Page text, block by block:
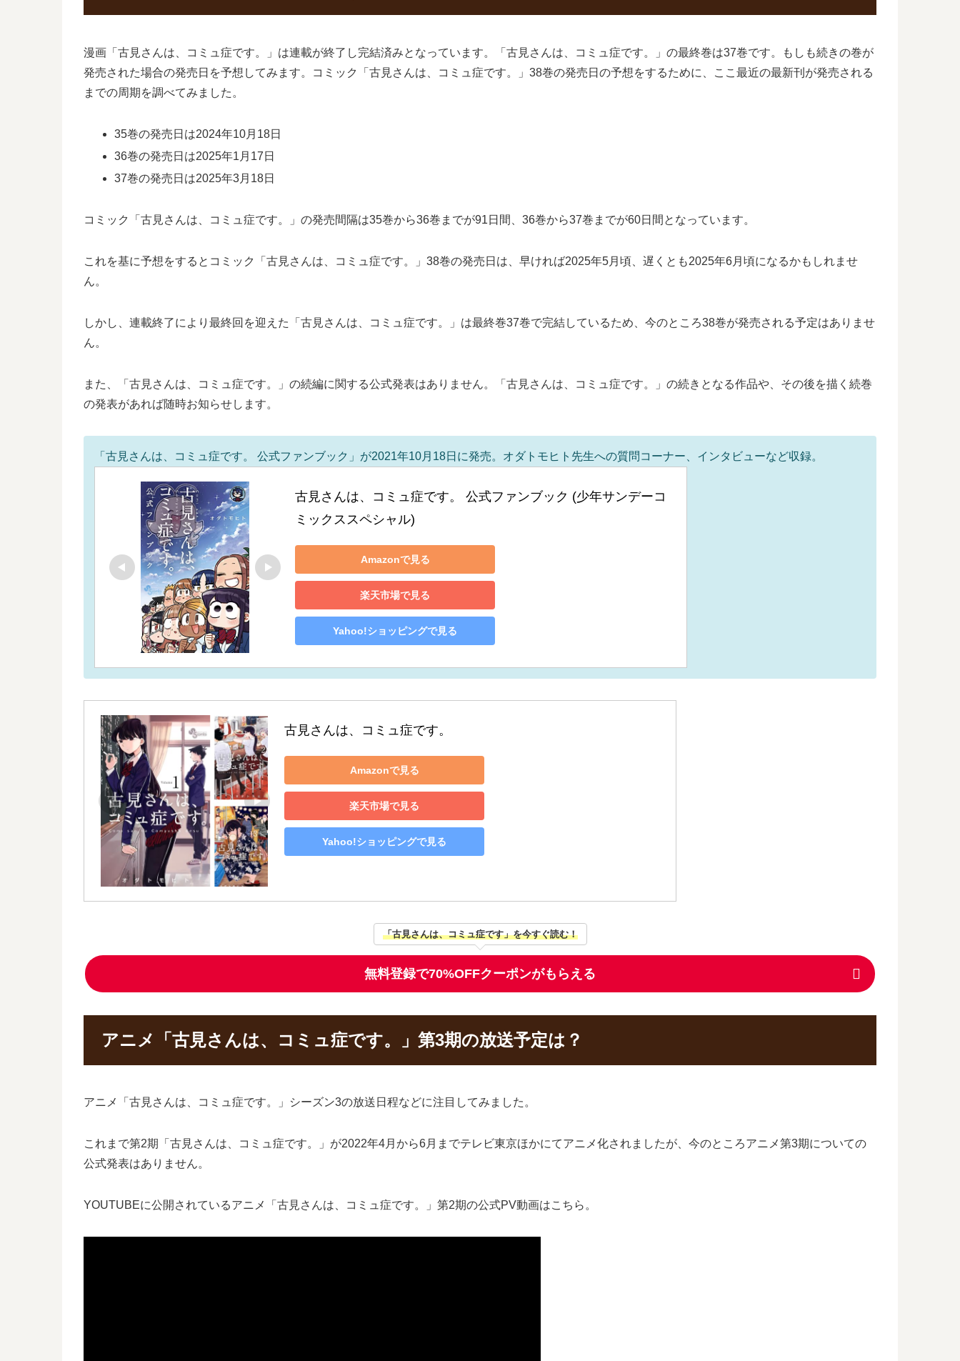
漫画「古見さんは、コミュ症です。」は連載が終了し完結済みとなっています。「古見さんは、コミュ症です。」の最終巻は37巻です。もしも続きの巻が
発売された場合の発売日を予想してみます。コミック「古見さんは、コミュ症です。」38巻の発売日の予想をするために、ここ最近の最新刊が発売される
までの周期を調べてみました。
35巻の発売日は2024年10月18日
36巻の発売日は2025年1月17日
37巻の発売日は2025年3月18日
コミック「古見さんは、コミュ症です。」の発売間隔は35巻から36巻までが91日間、36巻から37巻までが60日間となっています。
これを基に予想をするとコミック「古見さんは、コミュ症です。」38巻の発売日は、早ければ2025年5月頃、遅くとも2025年6月頃になるかもしれませ
ん。
しかし、連載終了により最終回を迎えた「古見さんは、コミュ症です。」は最終巻37巻で完結しているため、今のところ38巻が発売される予定はありませ
ん。
また、「古見さんは、コミュ症です。」の続編に関する公式発表はありません。「古見さんは、コミュ症です。」の続きとなる作品や、その後を描く続巻
の発表があれば随時お知らせします。
「古見さんは、コミュ症です。 公式ファンブック」が2021年10月18日に発売。オダトモヒト先生への質問コーナー、インタビューなど収録。
古見さんは、コミュ症です。 公式ファンブック (少年サンデーコ
ミックススペシャル)
Amazonで見る
楽天市場で見る
Yahoo!ショッピングで見る
古見さんは、コミュ症です。
Amazonで見る
楽天市場で見る
Yahoo!ショッピングで見る
「古見さんは、コミュ症です」を今すぐ読む！
無料登録で70%OFFクーポンがもらえる
アニメ「古見さんは、コミュ症です。」第3期の放送予定は？
アニメ「古見さんは、コミュ症です。」シーズン3の放送日程などに注目してみました。
これまで第2期「古見さんは、コミュ症です。」が2022年4月から6月までテレビ東京ほかにてアニメ化されましたが、今のところアニメ第3期についての
公式発表はありません。
YOUTUBEに公開されているアニメ「古見さんは、コミュ症です。」第2期の公式PV動画はこちら。